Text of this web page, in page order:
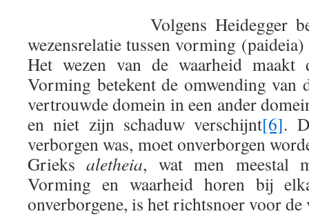
Volgens Heidegger
wezensrelatie tussen vorming
Het wezen van de waarheid maakt
Vorming betekent de omwending van
vertrouwde domein in een ander
en niet zijn schaduw verschijnt[6].
verborgen was, moet onverborgen
Grieksaletheia, wat men meestal
Vorming en waarheid horen bij
onverborgene, is het richtsnoer voor